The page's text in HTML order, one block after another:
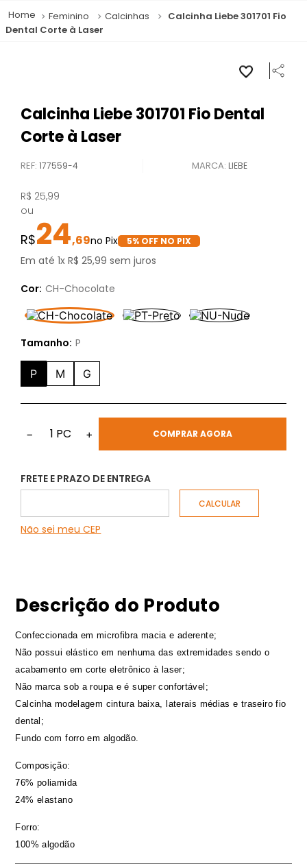
Feminino Calcinhas
Calcinha Liebe 301701 Fio
Dental Corte à Laser
Calcinha Liebe 301701 Fio Dental
Corte à Laser
REF:177559-4 LIEBE
R$ 25,99
ou
24,69 5% OFF NO PIX
Em até1xR$ 25,99 sem juros
Cor: CH-Chocolate
Tamanho: P
P M G
− 1 PC + COMPRAR AGORA
FRETE E PRAZO DE ENTREGA
Não sei meu CEP
Descrição do Produto
Confeccionada em microfibra macia e aderente;
Não possui elástico em nenhuma das extremidades sendo o
acabamento em corte eletrônico à laser;
Não marca sob a roupa e é super confortável;
Calcinha modelagem cintura baixa, laterais médias e traseiro fio
dental;
Fundo com forro em algodão.
Composição:
76% poliamida
24% elastano
Forro:
100% algodão